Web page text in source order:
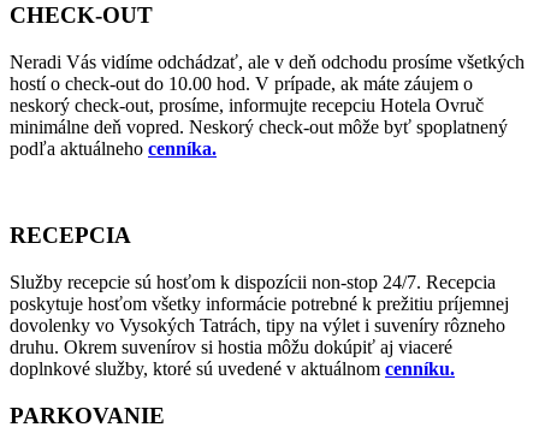
CHECK-OUT
Neradi Vás vidíme odchádzať, ale v deň odchodu prosíme všetkých
hostí o check-out do 10.00 hod. V prípade, ak máte záujem o
neskorý check-out, prosíme, informujte recepciu Hotela Ovruč
minimálne deň vopred. Neskorý check-out môže byť spoplatnený
podľa aktuálneho cenníka.
RECEPCIA
Služby recepcie sú hosťom k dispozícii non-stop 24/7. Recepcia
poskytuje hosťom všetky informácie potrebné k prežitiu príjemnej
dovolenky vo Vysokých Tatrách, tipy na výlet i suveníry rôzneho
druhu. Okrem suvenírov si hostia môžu dokúpiť aj viaceré
doplnkové služby, ktoré sú uvedené v aktuálnom cenníku.
PARKOVANIE